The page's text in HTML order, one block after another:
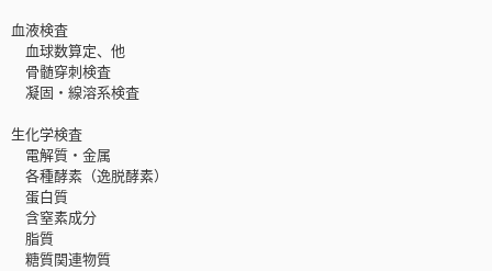
血液検査
血球数算定、他
骨髄穿刺検査
凝固・線溶系検査
生化学検査
電解質・金属
各種酵素（逸脱酵素）
蛋白質
含窒素成分
脂質
糖質関連物質